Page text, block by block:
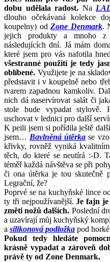
dobu udělala radost. Na
dlouho očekávaná kolekce
koupelny) odZone Denmark.
jejich produkty a mnoho z
následujících dní. Já mám
které jsem pro vás nafotila
všestranné použití je tedy
oblíbené. Využijete je na
představit i v koupelně nebo
tvarem zapadnou kamkoliv.
nich dá naservírovat salát či
stole bude vypadat stylově.
uschovat v lednici pro další
K peili jsem si pořídila ještě
jsem… Bavlněná útěrka se
křivky, rovněž vyniká
těch, do které se neutírá :-D.
téměř každá návštěva se při
či ona útěrka je tou skutečně
Legrační, že?
Poprvé se na kuchyňské lince
ty tři nejpoužívanější.Je fajn je
změti nožů dalších. Poslední
a uzavírají můj kuchyňský
a silikonová podložka pod
Pokud tedy hledáte
krásně vypadat a zároveň
právě ty od Zone Denmark.